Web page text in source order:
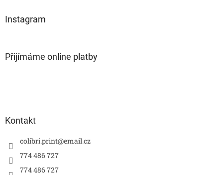
Instagram
Přijímáme online platby
Kontakt
colibri.print@email.cz
774 486 727
774 486 727